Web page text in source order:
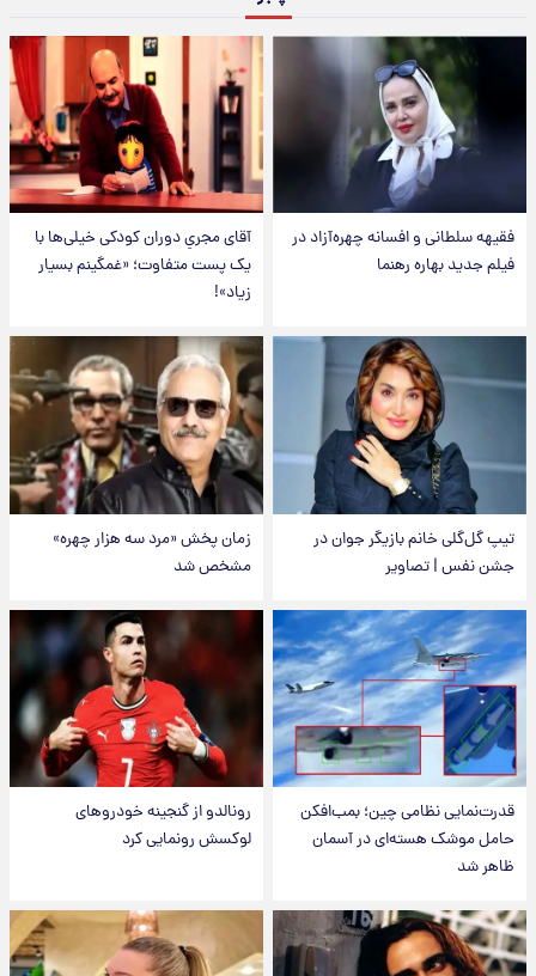
فقیهه سلطانی و افسانه چهره‌آزاد در
فیلم جدید بهاره رهنما
آقای مجریِ دوران کودکی خیلی‌ها با
یک پست متفاوت؛ «غمگینم بسیار
زیاد»!
تیپ گل‌گلی خانم بازیگر جوان در
جشن نفس | تصاویر
زمان پخش «مرد سه هزار چهره»
مشخص شد
قدرت‌نمایی نظامی چین؛ بمب‌افکن
حامل موشک هسته‌ای در آسمان
ظاهر شد
رونالدو از گنجینه خودروهای
لوکسش رونمایی کرد